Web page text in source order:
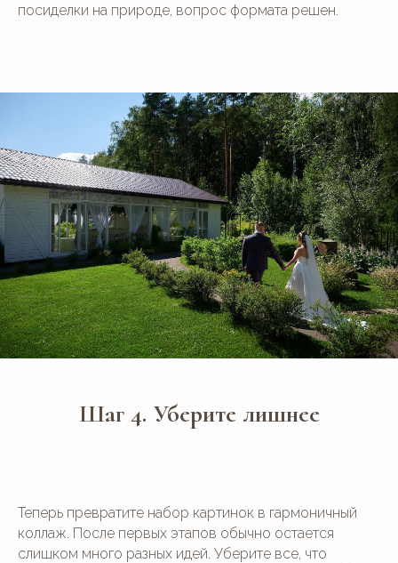
посиделки на природе, вопрос формата решен.
Шаг 4. Уберите лишнее
Теперь превратите набор картинок в гармоничный
коллаж. После первых этапов обычно остается
слишком много разных идей. Уберите все, что